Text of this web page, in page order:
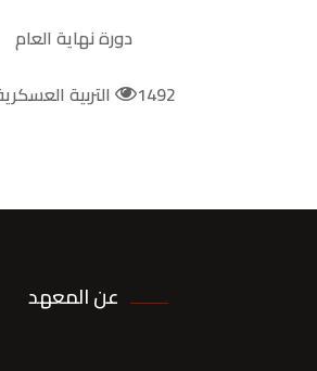
دورة نهاية العام
1492
التربية
عن المعهد